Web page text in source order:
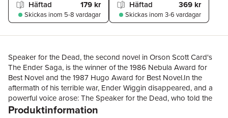
Häftad 179 kr
Skickas inom 5-8 vardagar
Häftad 369 kr
Skickas inom 3-6 vardagar
Speaker for the Dead, the second novel in Orson Scott Card's
The Ender Saga, is the winner of the 1986 Nebula Award for
Best Novel and the 1987 Hugo Award for Best Novel.In the
aftermath of his terrible war, Ender Wiggin disappeared, and a
powerful voice arose: The Speaker for the Dead, who told the
true story of the Bugger War.Now, long years later, a second
Produktinformation